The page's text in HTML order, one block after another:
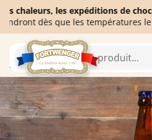
les expéditions de chocolat
dès que les températures le
RECHERCHER
Accueil L'épicerie